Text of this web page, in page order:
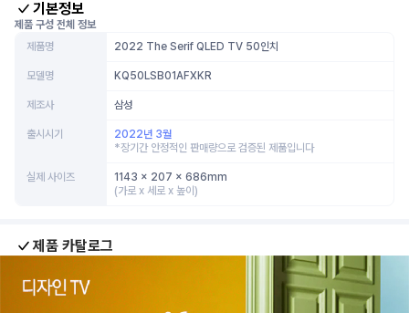
기본정보
제품 구성 전체 정보
제품명
2022 The Serif QLED TV 50인치
모델명 KQ50LSB01AFXKR
제조사 삼성
출시시기
2022년 3월
*장기간 안정적인 판매량으로 검증된 제품입니다
실제 사이즈
1143 x 207 x 686mm
(가로 x 세로 x 높이)
제품 카탈로그